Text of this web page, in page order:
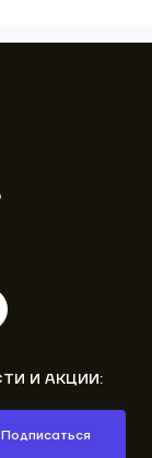
И АКЦИИ:
Подписаться